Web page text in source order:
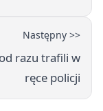
Następny >>
razu trafili w
ręce policji